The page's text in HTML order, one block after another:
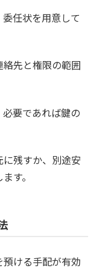
任状を用意して
先と権限の範囲
要であれば鍵の
残すか、別途安
す。
ける手配が有効